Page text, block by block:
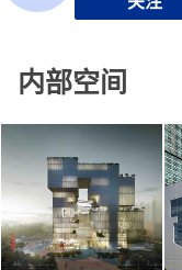
内部空间